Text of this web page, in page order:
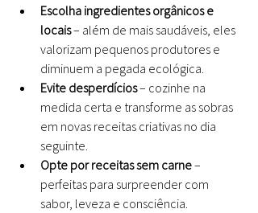
Escolha ingredientes orgânicos e
locais – além de mais saudáveis, eles
valorizam pequenos produtores e
diminuem a pegada ecológica.
Evite desperdícios – cozinhe na
medida certa e transforme as sobras
em novas receitas criativas no dia
seguinte.
Opte por receitas sem carne –
perfeitas para surpreender com
sabor, leveza e consciência.